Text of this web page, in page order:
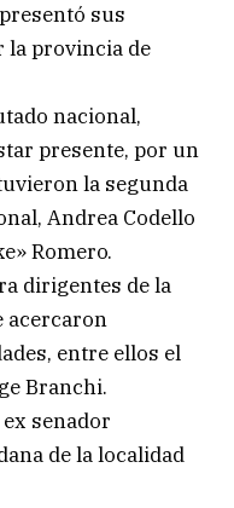
sus
la provincia de
nacional,
presente, por un
la segunda
Andrea Codello
Romero.
dirigentes de la
acercaron
entre ellos el
Branchi.
senador
de la localidad